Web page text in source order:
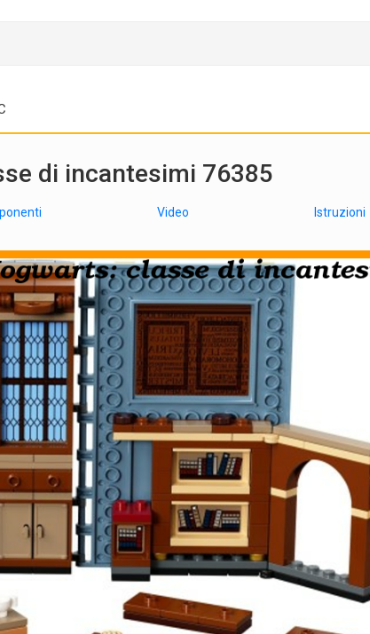
di incantesimi 76385
Video Istruzioni